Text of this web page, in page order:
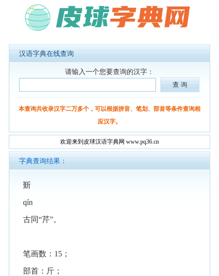
汉语字典在线查询
请输入一个您要查询的汉字：
本查询共收录汉字二万多个，可以根据拼音、笔划、部首等条件查询相
应汉字。
欢迎来到皮球汉语字典网 www.pq36.cn
字典查询结果：
斳
qín
古同“芹”。
笔画数：15；
部首：斤；